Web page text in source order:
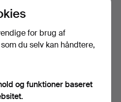
LYSESTAGER, et par,
senbarok, Frankrig, mi…
Opnåede hammerslag 16 apr
127 USD
for brug af
du selv kan håndtere,
og funktioner baseret